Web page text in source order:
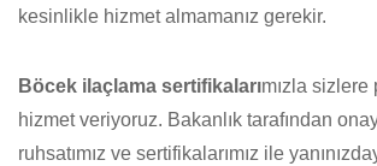
kesinlikle hizmet almamanız gerekir.
Böcek ilaçlama sertifikalarımızla sizlere
hizmet veriyoruz. Bakanlık tarafından
ruhsatımız ve sertifikalarımız ile